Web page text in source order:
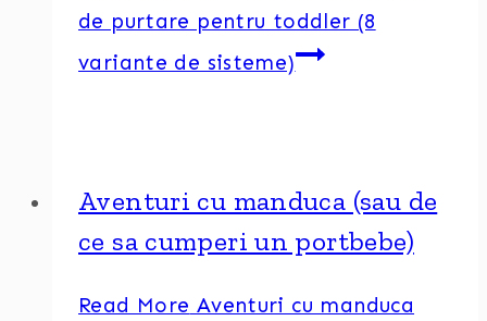
de purtare pentru toddler (8
variante de sisteme)
Aventuri cu manduca (sau de
ce sa cumperi un portbebe)
Read More Aventuri cu manduca